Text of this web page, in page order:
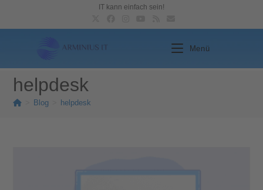
IT kann einfach sein!
Menü
helpdesk
Blog helpdesk